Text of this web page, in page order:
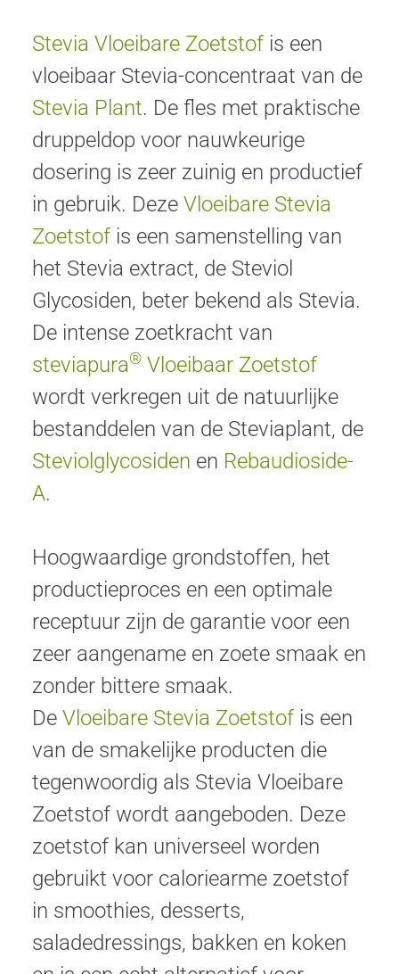
Stevia Vloeibare Zoetstof is een
vloeibaar Stevia-concentraat van de
Stevia Plant. De fles met praktische
druppeldop voor nauwkeurige
dosering is zeer zuinig en productief
in gebruik. Deze Vloeibare Stevia
Zoetstof is een samenstelling van
het Stevia extract, de Steviol
Glycosiden, beter bekend als Stevia.
De intense zoetkracht van
steviapura® Vloeibaar Zoetstof
wordt verkregen uit de natuurlijke
bestanddelen van de Steviaplant, de
Steviolglycosiden en Rebaudioside-
A.
Hoogwaardige grondstoffen, het
productieproces en een optimale
receptuur zijn de garantie voor een
zeer aangename en zoete smaak en
zonder bittere smaak.
De Vloeibare Stevia Zoetstof is een
van de smakelijke producten die
tegenwoordig als Stevia Vloeibare
Zoetstof wordt aangeboden. Deze
zoetstof kan universeel worden
gebruikt voor caloriearme zoetstof
in smoothies, desserts,
saladedressings, bakken en koken